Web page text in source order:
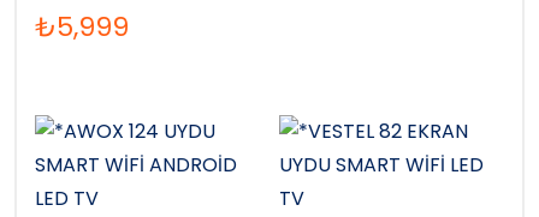
₺5,999